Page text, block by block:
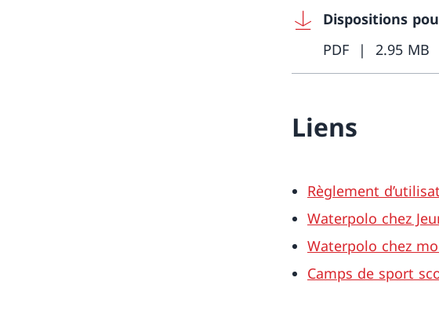
Dispositions
PDF
2.95 MB
Liens
Règlement
Waterpolo chez
Waterpolo chez
Camps de sport